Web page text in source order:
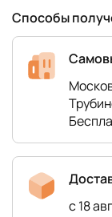
Способы
с 18